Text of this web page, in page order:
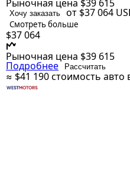
Рыночная цена $39 615
Хочу заказать от $37 064
Смотреть больше
$37 064
Рыночная цена $39 615
Подробнее Рассчитать
≈ $41 190стоимость авто